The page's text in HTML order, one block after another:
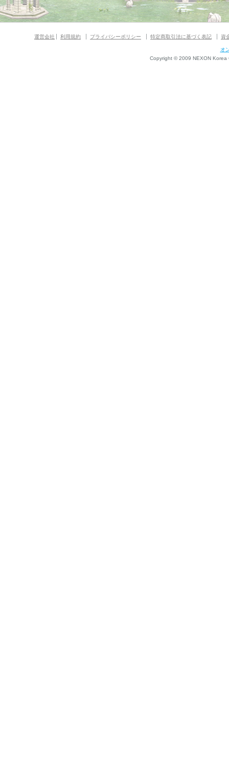
運営会社 利用規約 プライバシーポリシー 特定商取引法に基づく表記 資
オ
Copyright © 2009 NEXON Korea